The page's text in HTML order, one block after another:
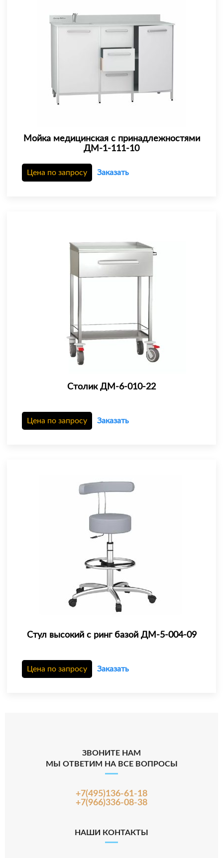
Мойка медицинская с принадлежностями
ДМ-1-111-10
Цена по запросу Заказать
Столик ДМ-6-010-22
Цена по запросу Заказать
Стул высокий с ринг базой ДМ-5-004-09
Цена по запросу Заказать
ЗВОНИТЕ НАМ
МЫ ОТВЕТИМ НА ВСЕ ВОПРОСЫ
+7(495)136-61-18
+7(966)336-08-38
НАШИ КОНТАКТЫ